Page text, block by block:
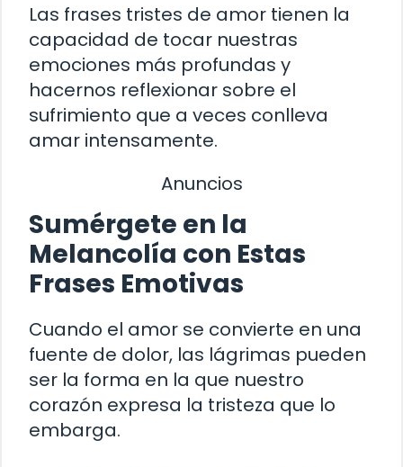
Las frases tristes de amor tienen la
capacidad de tocar nuestras
emociones más profundas y
hacernos reflexionar sobre el
sufrimiento que a veces conlleva
amar intensamente.
Anuncios
Sumérgete en la
Melancolía con Estas
Frases Emotivas
Cuando el amor se convierte en una
fuente de dolor, las lágrimas pueden
ser la forma en la que nuestro
corazón expresa la tristeza que lo
embarga.